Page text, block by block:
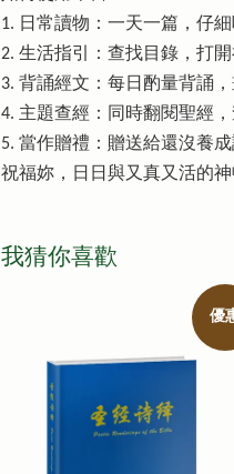
1. 日常讀物：一天一篇，仔細
2. 生活指引：查找目錄，打
3. 背誦經文：每日酌量背誦
4. 主題查經：同時翻閱聖經
5. 當作贈禮：贈送給還沒養
祝福妳，日日與又真又活的神
我猜你喜歡
優